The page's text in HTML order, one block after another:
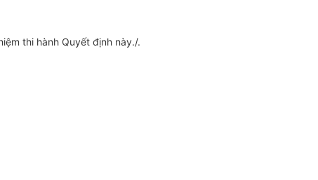
thi hành Quyết định này./.